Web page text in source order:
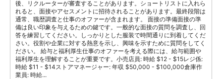
後、リクルーターが審査することがあります。ショートリストに入れら
れると、面接やアセスメントに招待されることがあります。最終段階は
通常、職歴調査と仕事のオファーが含まれます。 面接の準備面接の準
備は良い印象を与えるための鍵です。一般的な面接の質問を調査し、回
答を練習してください。しっかりとした服装で時間通りに到着してくだ
さい。役割や企業に対する熱意を示し、興味を示すために質問をしてく
ださい。 給与と福利厚生仕事のオファーを考える際には、給与範囲や
福利厚生を理解することが重要です。小売店員: 時給 $12 - $15レジ係:
時給 $11 - $14ストアマネージャー: 年収 $50,000 - $100,000倉庫作
業員: 時給...